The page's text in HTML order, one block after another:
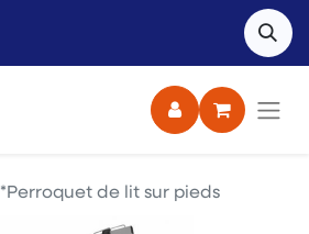
*Perroquet de lit sur pieds